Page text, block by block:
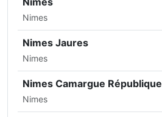
Nimes
Nimes Jaures
Nimes
Nimes Camargue République
Nimes